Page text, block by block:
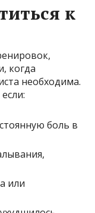
к
когда
необходима.
боль в
или